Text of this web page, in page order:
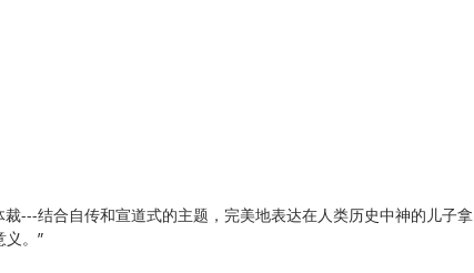
---结合自传和宣道式的主题，完美地表达在人类历史中神的儿子拿
。”